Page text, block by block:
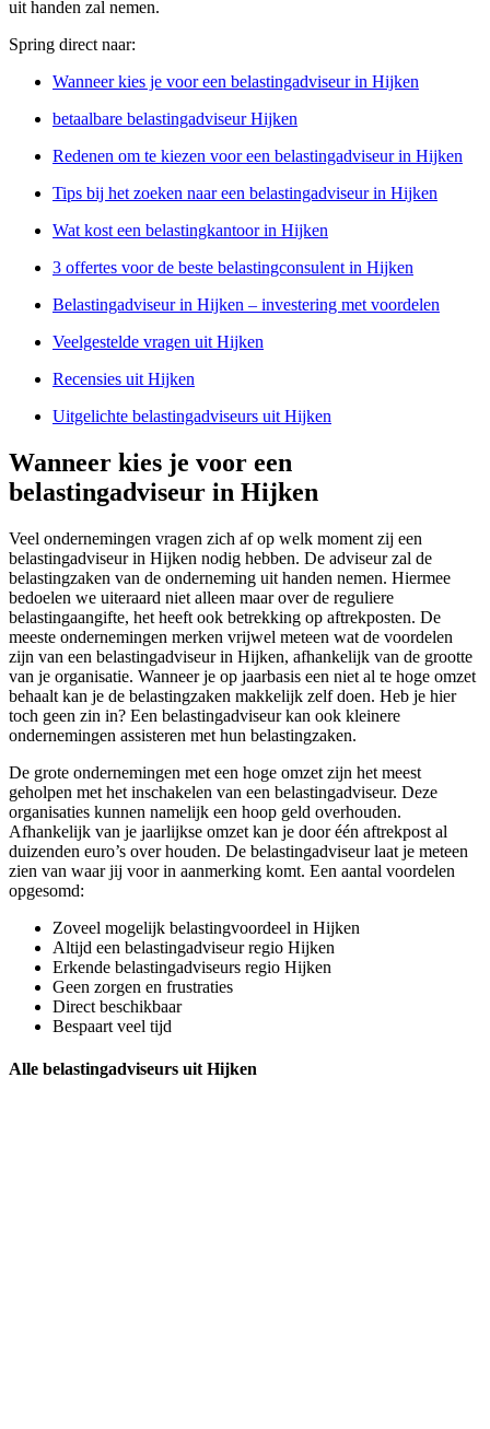
uit handen zal nemen.
Spring direct naar:
Wanneer kies je voor een belastingadviseur in Hijken
betaalbare belastingadviseur Hijken
Redenen om te kiezen voor een belastingadviseur in Hijken
Tips bij het zoeken naar een belastingadviseur in Hijken
Wat kost een belastingkantoor in Hijken
3 offertes voor de beste belastingconsulent in Hijken
Belastingadviseur in Hijken – investering met voordelen
Veelgestelde vragen uit Hijken
Recensies uit Hijken
Uitgelichte belastingadviseurs uit Hijken
Wanneer kies je voor een
belastingadviseur in Hijken
Veel ondernemingen vragen zich af op welk moment zij een
belastingadviseur in Hijken nodig hebben. De adviseur zal de
belastingzaken van de onderneming uit handen nemen. Hiermee
bedoelen we uiteraard niet alleen maar over de reguliere
belastingaangifte, het heeft ook betrekking op aftrekposten. De
meeste ondernemingen merken vrijwel meteen wat de voordelen
zijn van een belastingadviseur in Hijken, afhankelijk van de grootte
van je organisatie. Wanneer je op jaarbasis een niet al te hoge omzet
behaalt kan je de belastingzaken makkelijk zelf doen. Heb je hier
toch geen zin in? Een belastingadviseur kan ook kleinere
ondernemingen assisteren met hun belastingzaken.
De grote ondernemingen met een hoge omzet zijn het meest
geholpen met het inschakelen van een belastingadviseur. Deze
organisaties kunnen namelijk een hoop geld overhouden.
Afhankelijk van je jaarlijkse omzet kan je door één aftrekpost al
duizenden euro’s over houden. De belastingadviseur laat je meteen
zien van waar jij voor in aanmerking komt. Een aantal voordelen
opgesomd:
Zoveel mogelijk belastingvoordeel in Hijken
Altijd een belastingadviseur regio Hijken
Erkende belastingadviseurs regio Hijken
Geen zorgen en frustraties
Direct beschikbaar
Bespaart veel tijd
Alle belastingadviseurs uit Hijken